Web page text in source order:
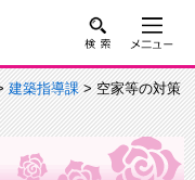
建築指導課> 空家等の対策